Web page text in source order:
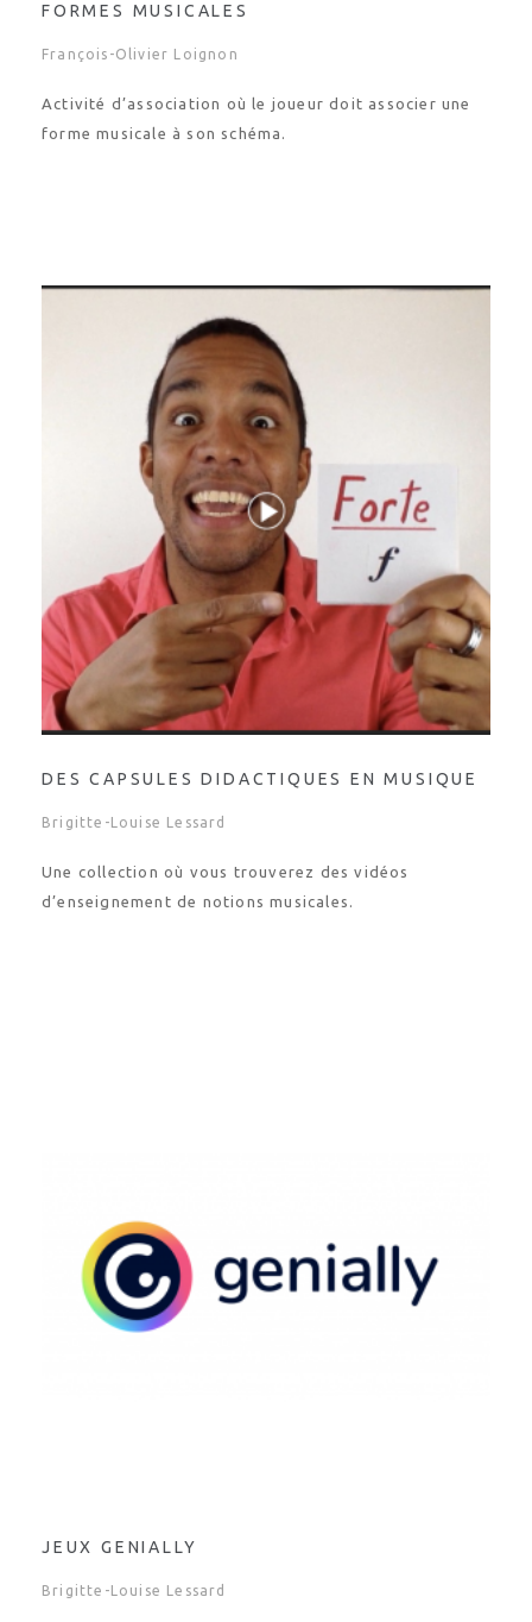
FORMES MUSICALES
François-Olivier Loignon
Activité d’association où le joueur doit associer une
forme musicale à son schéma.
DES CAPSULES DIDACTIQUES EN MUSIQUE
Brigitte-Louise Lessard
Une collection où vous trouverez des vidéos
d’enseignement de notions musicales.
JEUX GENIALLY
Brigitte-Louise Lessard